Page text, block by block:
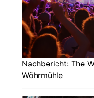
Nachbericht: The
Wöhrmühle